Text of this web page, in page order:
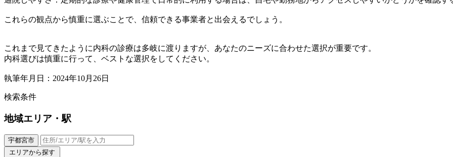
これらの観点から慎重に選ぶことで、信頼できる事業者と出会えるでしょう。
これまで見てきたように内科の診療は多岐に渡りますが、あなたのニーズに合わせた選択が重要です。
内科選びは慎重に行って、ベストな選択をしてください。
執筆年月日：2024年10月26日
検索条件
地域エリア・駅
宇都宮市
エリアから探す